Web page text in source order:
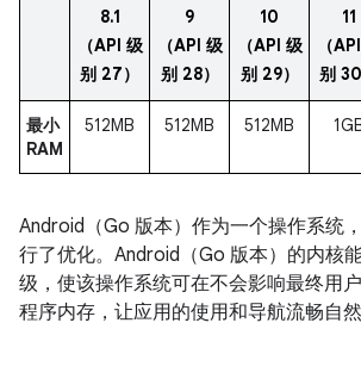
8.1
（API 级
别 27）
9
（API 级
别 28）
10
（API 级
别 29）
11
（
别 30
最小
RAM
512MB 512MB 512MB
Android（Go 版本）作为一个操作系统
行了优化。Android（Go 版本）的内核
级，使该操作系统可在不会影响最终用
程序内存，让应用的使用和导航流畅自然